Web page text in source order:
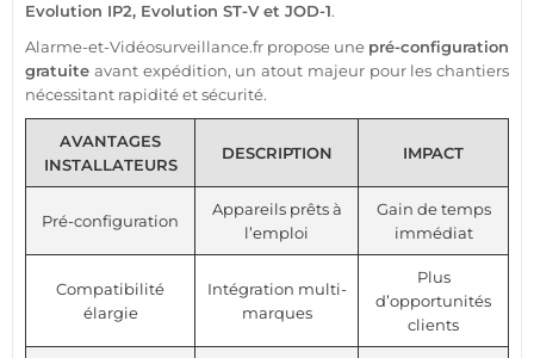
Evolution IP2, Evolution ST-Vet JOD-1.
Alarme-et-Vidéosurveillance.fr propose une pré-configuration
gratuite avant expédition, un atout majeur pour les chantiers
nécessitant rapidité etsécurité.
AVANTAGES
INSTALLATEURS
DESCRIPTION IMPACT
Pré-configuration
Appareils prêts à
l’emploi
Gain de temps
immédiat
Compatibilité
élargie
Intégration multi-
marques
Plus
d’opportunités
clients